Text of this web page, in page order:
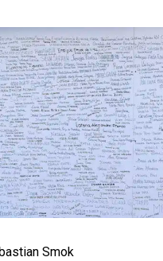
Smok